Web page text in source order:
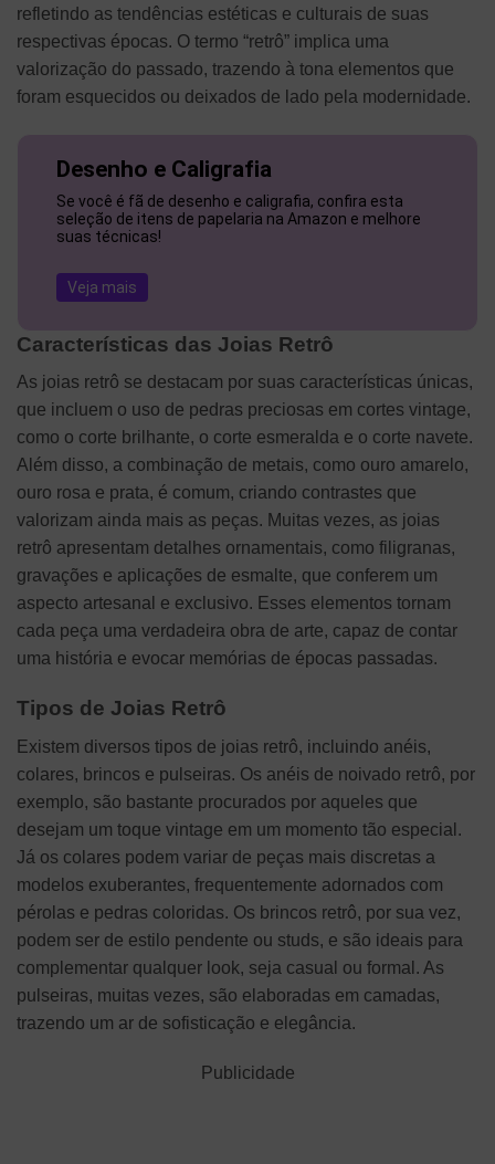
refletindo as tendências estéticas e culturais de suas
respectivas épocas. O termo “retrô” implica uma
valorização do passado, trazendo à tona elementos que
foram esquecidos ou deixados de lado pela modernidade.
Desenho e Caligrafia
Se você é fã de desenho e caligrafia, confira esta
seleção de itens de papelaria na Amazon e melhore
suas técnicas!
Veja mais
Características das Joias Retrô
As joias retrô se destacam por suas características únicas,
que incluem o uso de pedras preciosas em cortes vintage,
como o corte brilhante, o corte esmeralda e o corte navete.
Além disso, a combinação de metais, como ouro amarelo,
ouro rosa e prata, é comum, criando contrastes que
valorizam ainda mais as peças. Muitas vezes, as joias
retrô apresentam detalhes ornamentais, como filigranas,
gravações e aplicações de esmalte, que conferem um
aspecto artesanal e exclusivo. Esses elementos tornam
cada peça uma verdadeira obra de arte, capaz de contar
uma história e evocar memórias de épocas passadas.
Tipos de Joias Retrô
Existem diversos tipos de joias retrô, incluindo anéis,
colares, brincos e pulseiras. Os anéis de noivado retrô, por
exemplo, são bastante procurados por aqueles que
desejam um toque vintage em um momento tão especial.
Já os colares podem variar de peças mais discretas a
modelos exuberantes, frequentemente adornados com
pérolas e pedras coloridas. Os brincos retrô, por sua vez,
podem ser de estilo pendente ou studs, e são ideais para
complementar qualquer look, seja casual ou formal. As
pulseiras, muitas vezes, são elaboradas em camadas,
trazendo um ar de sofisticação e elegância.
Publicidade